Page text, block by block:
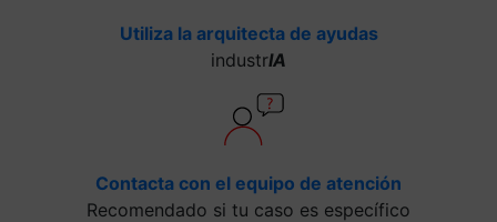
Utiliza la arquitecta de ayudas
industrIA
Contacta con el equipo de atención
Recomendado si tu caso es específico